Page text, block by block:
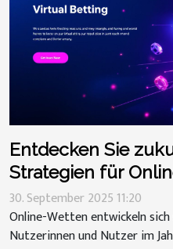
Entdecken Sie
Strategien für
2025
30. September 2025 11:20
Online-Wetten entwickeln
Nutzerinnen und Nutzer im